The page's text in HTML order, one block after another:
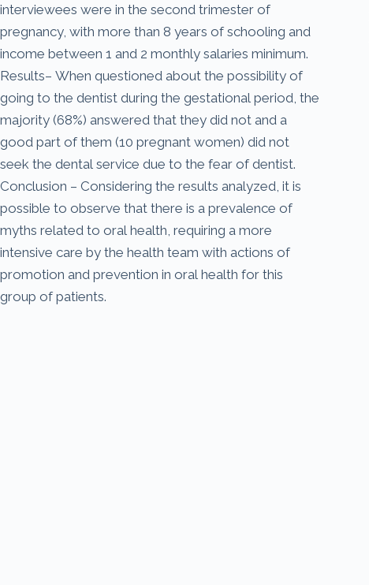
interviewees were in the second trimester of
pregnancy, with more than 8 years of schooling and
income between 1 and 2 monthly salaries minimum.
Results– When questioned about the possibility of
going to the dentist during the gestational period, the
majority (68%) answered that they did not and a
good part of them (10 pregnant women) did not
seek the dental service due to the fear of dentist.
Conclusion – Considering the results analyzed, it is
possible to observe that there is a prevalence of
myths related to oral health, requiring a more
intensive care by the health team with actions of
promotion and prevention in oral health for this
group of patients.